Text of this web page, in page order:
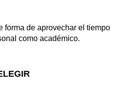
forma de aprovechar el tiempo
como académico.